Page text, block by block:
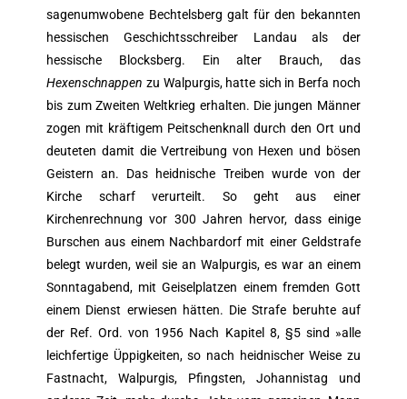
sagenumwobene Bechtelsberg galt für den bekannten
hessischen Geschichtsschreiber Landau als der
hessische Blocksberg. Ein alter Brauch, das
Hexenschnappen zu Walpurgis, hatte sich in Berfa noch
bis zum Zweiten Weltkrieg erhalten. Die jungen Männer
zogen mit kräftigem Peitschenknall durch den Ort und
deuteten damit die Vertreibung von Hexen und bösen
Geistern an. Das heidnische Treiben wurde von der
Kirche scharf verurteilt. So geht aus einer
Kirchenrechnung vor 300 Jahren hervor, dass einige
Burschen aus einem Nachbardorf mit einer Geldstrafe
belegt wurden, weil sie an Walpurgis, es war an einem
Sonntagabend, mit Geiselplatzen einem fremden Gott
einem Dienst erwiesen hätten. Die Strafe beruhte auf
der Ref. Ord. von 1956 Nach Kapitel 8, §5 sind »alle
leichfertige Üppigkeiten, so nach heidnischer Weise zu
Fastnacht, Walpurgis, Pfingsten, Johannistag und